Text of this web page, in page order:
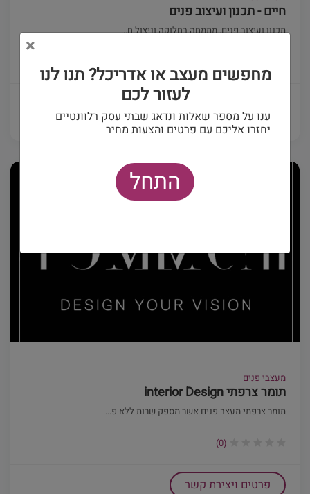
חיים - תכנון ועיצוב פנים
תכנון ועיצוב פנים. מתמחה בחלוקה וניצול ח...
פרטים ויצירת קשר
מעצבי פנים
תומר צרפתי interior Design
תומר צרפתי מעצב פנים אשר מספק שרות ללא פ...
(0)
פרטים ויצירת קשר
×
מחפשים מעצב או אדריכל? תנו לנו
לעזור לכם
ענו על מספר שאלות ונדאג שבתי עסק רלוונטיים
יחזרו אליכם עם פרטים והצעות מחיר
התחל